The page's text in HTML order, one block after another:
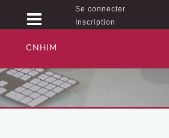
Se connecter
Inscription
CNHIM